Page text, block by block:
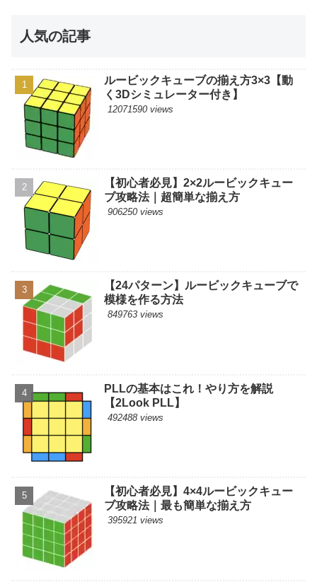
人気の記事
ルービックキューブの揃え方3×3【動
く3Dシミュレーター付き】
12071590 views
【初心者必見】2×2ルービックキュー
ブ攻略法｜超簡単な揃え方
906250 views
【24パターン】ルービックキューブで
模様を作る方法
849763 views
PLLの基本はこれ！やり方を解説
【2Look PLL】
492488 views
【初心者必見】4×4ルービックキュー
ブ攻略法｜最も簡単な揃え方
395921 views